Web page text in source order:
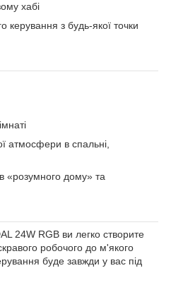
хабі
керування з будь-якої точки
атмосфери в спальні,
«розумного дому» та
24W RGB ви легко створите
робочого до м'якого
буде завжди у вас під